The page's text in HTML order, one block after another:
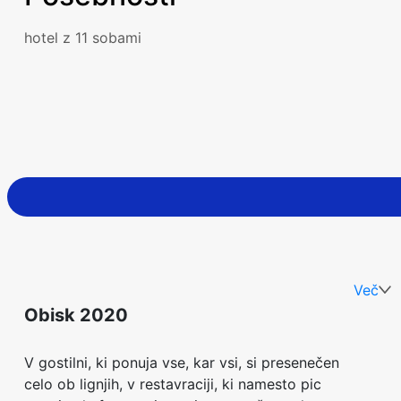
hotel z 11 sobami
Obisk 2020
V gostilni, ki ponuja vse, kar vsi, si presenečen
celo ob lignjih, v restavraciji, ki namesto pic
Več